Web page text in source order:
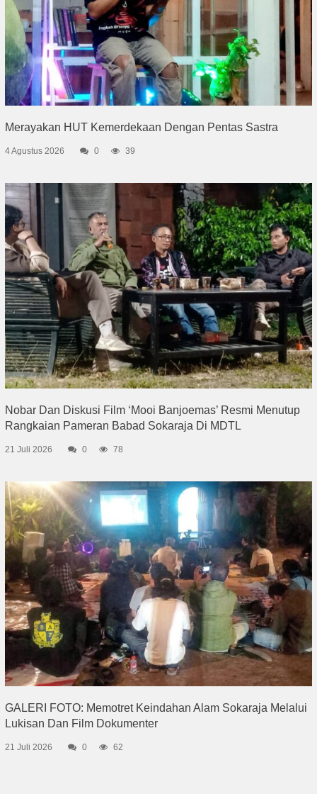
Merayakan HUT Kemerdekaan Dengan Pentas Sastra
4 Agustus 2026 0 39
Nobar Dan Diskusi Film ‘Mooi Banjoemas’ Resmi Menutup
Rangkaian Pameran Babad Sokaraja Di MDTL
21 Juli 2026 0 78
GALERI FOTO: Memotret Keindahan Alam Sokaraja Melalui
Lukisan Dan Film Dokumenter
21 Juli 2026 0 62